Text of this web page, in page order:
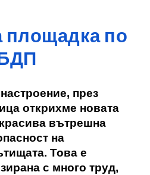
по
през
открихме новата
вътрешна
на
Това е
с много труд,